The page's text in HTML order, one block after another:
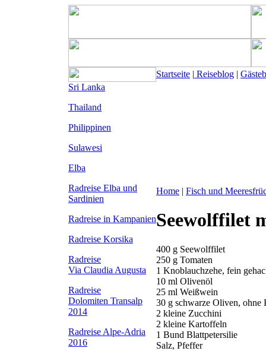
Startseite | Reiseblog |
Sri Lanka
Thailand
Philippinen
Sulawesi
Elba
Radreise Elba und
Sardinien
Radreise in Kampanien
Radreise Korsika
Radreise
Via Claudia Augusta
Radreise
Dolomiten Transalp
2014
Radreise Alpe-Adria
2016
Home | Fisch und
Seewolffilet
400 g Seewolffilet
250 g Tomaten
1 Knoblauchzehe, fein
10 ml Olivenöl
25 ml Weißwein
30 g schwarze Oliven, ohne
2 kleine Zucchini
2 kleine Kartoffeln
1 Bund Blattpetersilie
Salz, Pfeffer